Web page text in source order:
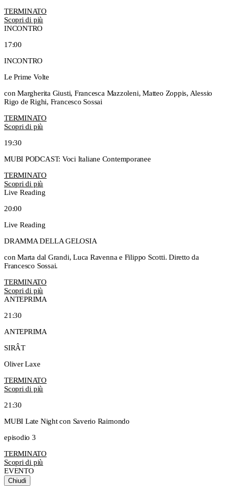
TERMINATO
Scopri di più
INCONTRO
17:00
INCONTRO
Le Prime Volte
con Margherita Giusti, Francesca Mazzoleni, Matteo Zoppis, Alessio
Rigo de Righi, Francesco Sossai
TERMINATO
Scopri di più
19:30
MUBI PODCAST: Voci Italiane Contemporanee
TERMINATO
Scopri di più
Live Reading
20:00
Live Reading
DRAMMA DELLA GELOSIA
con Marta dal Grandi, Luca Ravenna e Filippo Scotti. Diretto da
Francesco Sossai.
TERMINATO
Scopri di più
ANTEPRIMA
21:30
ANTEPRIMA
SIRÂT
Oliver Laxe
TERMINATO
Scopri di più
21:30
MUBI Late Night con Saverio Raimondo
episodio 3
TERMINATO
Scopri di più
EVENTO
Chiudi